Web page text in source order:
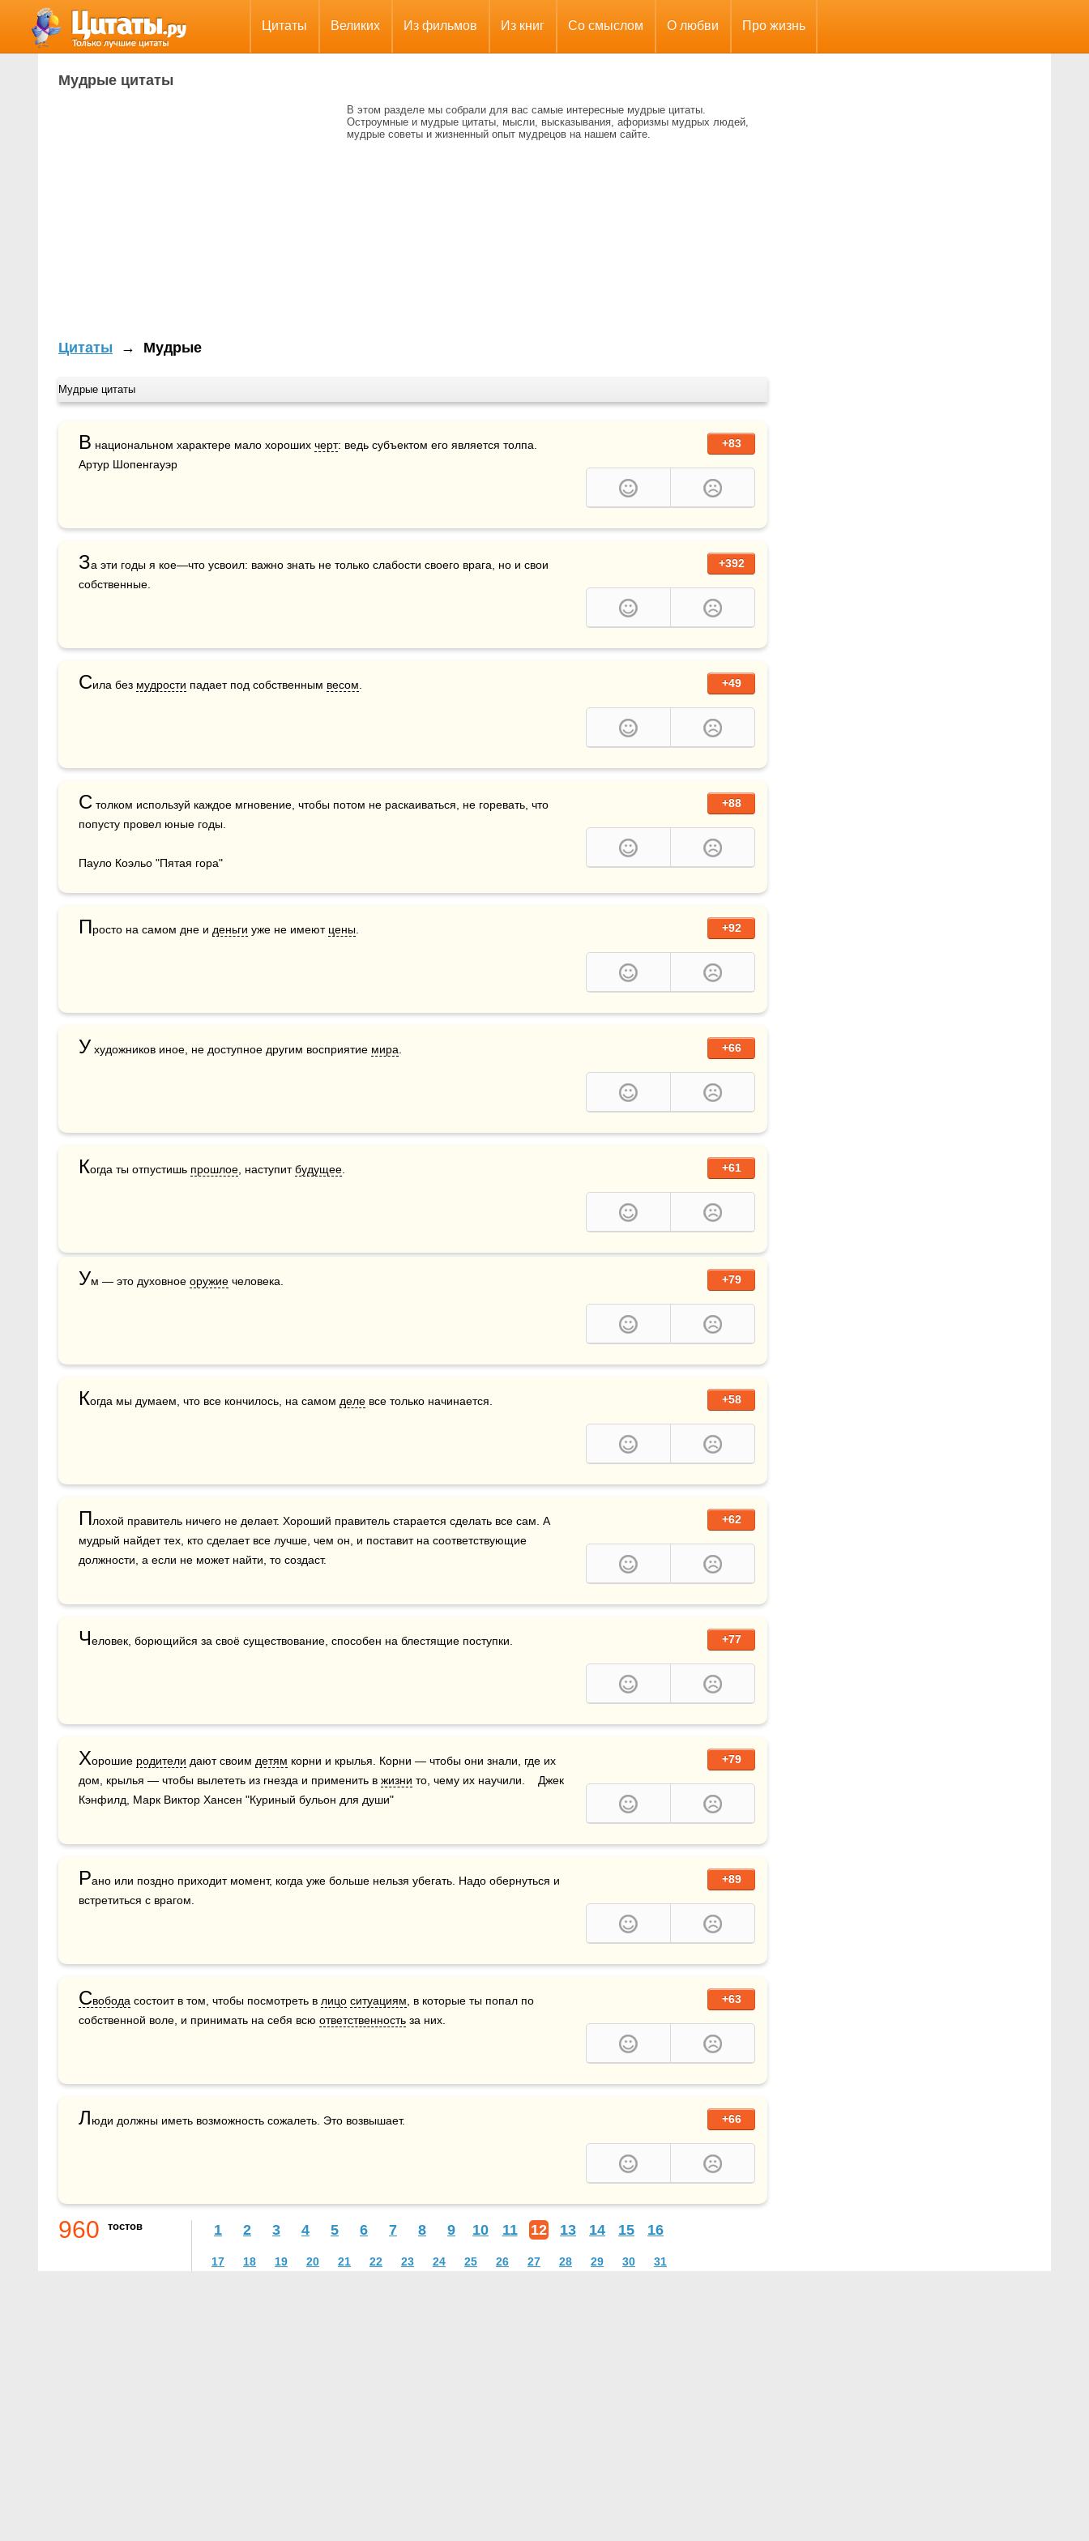
Цитаты Великих Из фильмов Из книг Со смыслом О любви Про жизнь
Мудрые цитаты
В этом разделе мы собрали для вас самые интересные мудрые цитаты.
Остроумные и мудрые цитаты, мысли, высказывания, афоризмы мудрых людей,
мудрые советы и жизненный опыт мудрецов на нашем сайте.
Цитаты → Мудрые
Мудрые цитаты
+83
В национальном характере мало хороших черт: ведь субъектом его является толпа.
Артур Шопенгауэр
+392
За эти годы я кое—что усвоил: важно знать не только слабости своего врага, но и свои
собственные.
+49
Сила без мудрости падает под собственным весом
+88
С толком используй каждое мгновение, чтобы потом не раскаиваться, не горевать, что
попусту провел юные годы.
Пауло Коэльо "Пятая гора"
+92
Просто на самом дне и деньги уже не имеют цены
+66
У художников иное, не доступное другим восприятие мира
+61
Когда ты отпустишь прошлое , наступит будущее
+79
Ум — это духовное оружие человека.
+58
Когда мы думаем, что все кончилось, на самом деле все только начинается.
+62
Плохой правитель ничего не делает. Хороший правитель старается сделать все сам. А
мудрый найдет тех, кто сделает все лучше, чем он, и поставит на соответствующие
должности, а если не может найти, то создаст.
+77
Человек, борющийся за своё существование, способен на блестящие поступки.
+79
Хорошие родители дают своим детям корни и крылья. Корни — чтобы они знали, где их
дом, крылья — чтобы вылететь из гнезда и применить в жизни то, чему их научили.    Джек
Кэнфилд, Марк Виктор Хансен "Куриный бульон для души"
+89
Рано или поздно приходит момент, когда уже больше нельзя убегать. Надо обернуться и
встретиться с врагом.
+63
Свобода состоит в том, чтобы посмотреть в лицо ситуациям , в которые ты попал по
собственной воле, и принимать на себя всю ответственность за них.
+66
Люди должны иметь возможность сожалеть. Это возвышает.
960 тостов 1 2 3 4 5 6 7 8 9 10 11 12 13 14 15 16
17 18 19 20 21 22 23 24 25 26 27 28 29 30 31